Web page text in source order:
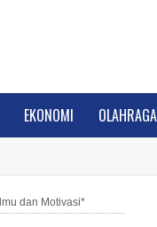
EKONOMI OLAHRAGA
dan Motivasi*